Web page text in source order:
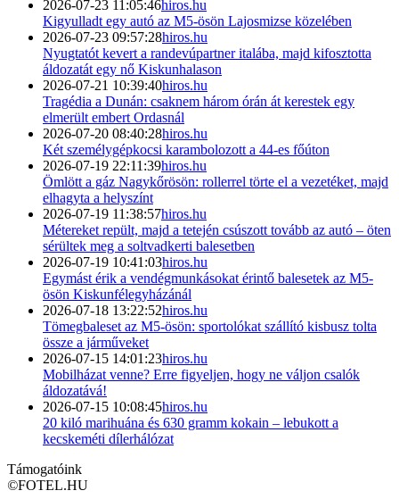
2026-07-23 11:05:46hiros.hu
Kigyulladt egy autó az M5-ösön Lajosmizse közelében
2026-07-23 09:57:28hiros.hu
Nyugtatót kevert a randevúpartner italába, majd kifosztotta
áldozatát egy nő Kiskunhalason
2026-07-21 10:39:40hiros.hu
Tragédia a Dunán: csaknem három órán át kerestek egy
elmerült embert Ordasnál
2026-07-20 08:40:28hiros.hu
Két személygépkocsi karambolozott a 44-es főúton
2026-07-19 22:11:39hiros.hu
Ömlött a gáz Nagykőrösön: rollerrel törte el a vezetéket, majd
elhagyta a helyszínt
2026-07-19 11:38:57hiros.hu
Métereket repült, majd a tetején csúszott tovább az autó – öten
sérültek meg a soltvadkerti balesetben
2026-07-19 10:41:03hiros.hu
Egymást érik a vendégmunkásokat érintő balesetek az M5-
ösön Kiskunfélegyházánál
2026-07-18 13:22:52hiros.hu
Tömegbaleset az M5-ösön: sportolókat szállító kisbusz tolta
össze a járműveket
2026-07-15 14:01:23hiros.hu
Mobilházat venne? Erre figyeljen, hogy ne váljon csalók
áldozatává!
2026-07-15 10:08:45hiros.hu
20 kiló marihuána és 630 gramm kokain – lebukott a
kecskeméti dílerhálózat
Támogatóink
©FOTEL.HU